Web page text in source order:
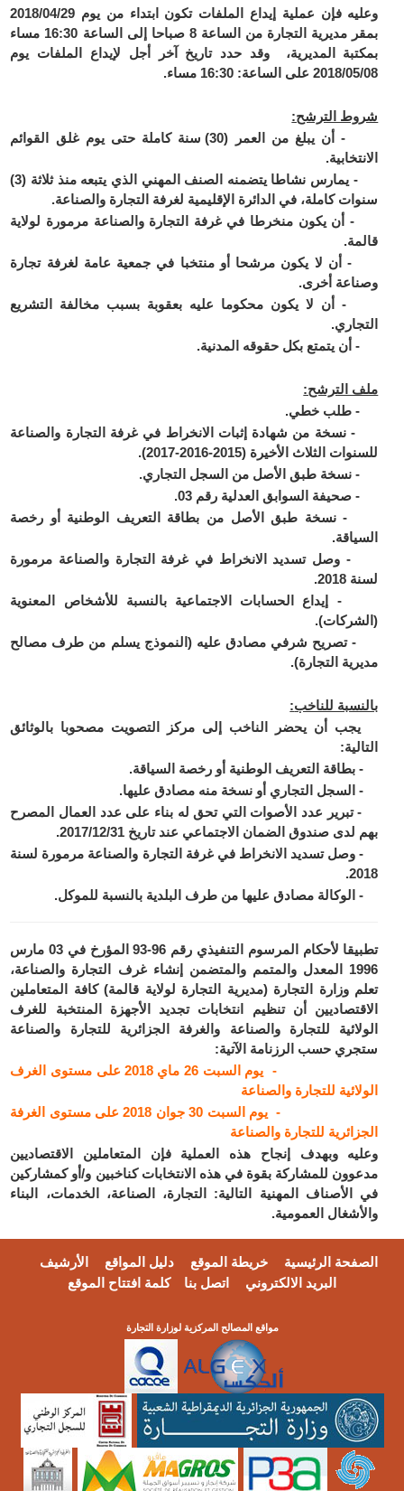
وعليه فإن عملية إيداع الملفات تكون ابتداء من يوم 2018/04/29
بمقر مديرية التجارة من الساعة 8 صباحا إلى الساعة 16:30 مساء
بمكتبة المديرية، وقد حدد تاريخ آخر أجل لإيداع الملفات يوم
2018/05/08 على الساعة:
16:30 مساء.
شروط الترشح:
- أن يبلغ من العمر (30) سنة كاملة حتى يوم غلق القوائم
الانتخابية.
- يمارس نشاطا يتضمنه الصنف المهني الذي يتبعه منذ ثلاثة (3)
سنوات كاملة، في الدائرة الإقليمية لغرفة التجارة والصناعة.
- أن يكون منخرطا في غرفة التجارة والصناعة مرمورة لولاية
قالمة.
- أن لا يكون مرشحا أو منتخبا في جمعية عامة لغرفة تجارة
وصناعة أخرى.
- أن لا يكون محكوما عليه بعقوبة بسبب مخالفة التشريع
التجاري.
- أن يتمتع بكل حقوقه المدنية.
ملف الترشح:
- طلب خطي.
- نسخة من شهادة إثبات الانخراط في غرفة التجارة والصناعة
للسنوات الثلاث الأخيرة (2015-2016-2017).
- نسخة طبق الأصل من السجل التجاري.
- صحيفة السوابق العدلية رقم 03.
- نسخة طبق الأصل من بطاقة التعريف الوطنية أو رخصة
السياقة.
- وصل تسديد الانخراط في غرفة التجارة والصناعة مرمورة
لسنة 2018.
- إيداع الحسابات الاجتماعية بالنسبة للأشخاص المعنوية
(الشركات).
- تصريح شرفي مصادق عليه (النموذج يسلم من طرف مصالح
مديرية التجارة).
بالنسبة للناخب:
يجب أن يحضر الناخب إلى مركز التصويت مصحوبا بالوثائق
التالية:
- بطاقة التعريف الوطنية أو رخصة السياقة.
- السجل التجاري أو نسخة منه مصادق عليها.
- تبرير عدد الأصوات التي تحق له بناء على عدد العمال المصرح
بهم لدى صندوق الضمان الاجتماعي عند تاريخ 2017/12/31.
- وصل تسديد الانخراط في غرفة التجارة والصناعة مرمورة لسنة
2018.
- الوكالة مصادق عليها من طرف البلدية بالنسبة للموكل.
تطبيقا لأحكام المرسوم التنفيذي رقم 96-93 المؤرخ في 03 مارس
1996 المعدل والمتمم والمتضمن إنشاء غرف التجارة والصناعة،
تعلم وزارة التجارة (مديرية التجارة لولاية قالمة) كافة المتعاملين
الاقتصاديين أن تنظيم انتخابات تجديد الأجهزة المنتخبة للغرف
الولائية للتجارة والصناعة والغرفة الجزائرية للتجارة والصناعة
ستجري حسب الرزنامة الآتية:
- يوم السبت 26 ماي 2018 على مستوى الغرف
الولائية للتجارة والصناعة
- يوم السبت 30 جوان 2018 على مستوى الغرفة
الجزائرية للتجارة والصناعة
وعليه وبهدف إنجاح هذه العملية فإن المتعاملين الاقتصاديين
مدعوون للمشاركة بقوة في هذه الانتخابات كناخبين و/أو كمشاركين
في الأصناف المهنية التالية: التجارة، الصناعة، الخدمات، البناء
والأشغال العمومية.
الصفحة الرئيسية خريطة الموقع دليل المواقع
الأرشيف
البريد الالكتروني
اتصل بنا كلمة افتتاح الموقع
مواقع المصالح المركزية لوزارة التجارة